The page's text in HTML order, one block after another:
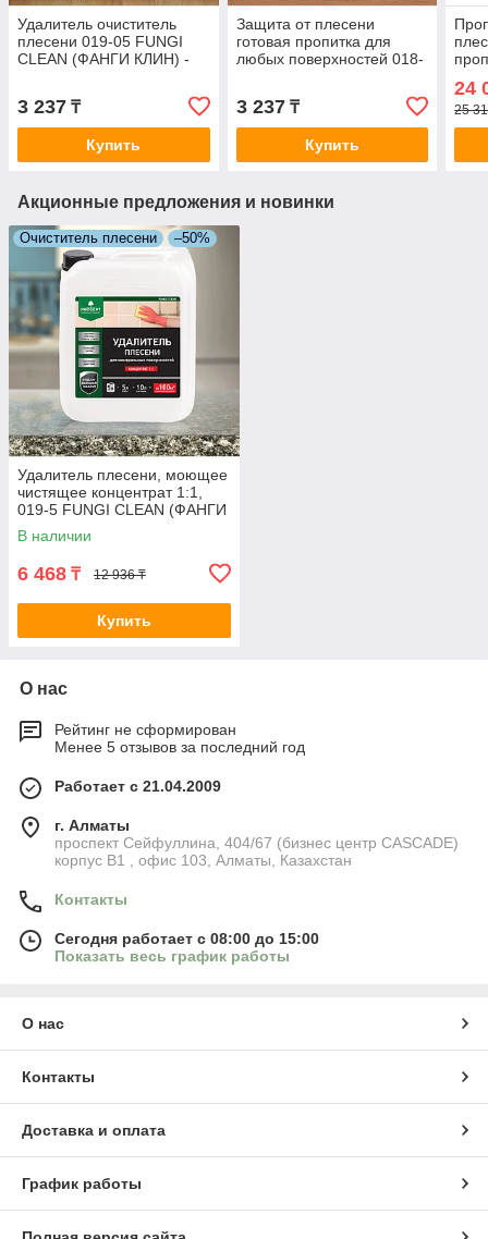
Удалитель очиститель
плесени 019-05 FUNGI
CLEAN (ФАНГИ КЛИН) -
3 237 ₸
Купить
Защита от плесени
готовая пропитка для
любых поверхностей 018-
3 237₸
Купить
24
25
Акционные предложения и новинки
Очиститель плесени –50%
Удалитель плесени, моющее
чистящее концентрат 1:1,
019-5 FUNGI CLEAN (ФАНГИ
КЛИН) - 5,0 л = 75-100 м2
В наличии
6 468 ₸ 12 936 ₸
Купить
О нас
Рейтинг не сформирован
Менее 5 отзывов за последний год
Работает с 21.04.2009
г. Алматы
​проспект Сейфуллина, 404/67 (бизнес центр CASCADE)
корпус В1 , офис 103, Алматы, Казахстан
Контакты
Сегодня работает с 08:00 до 15:00
Показать весь график работы
О нас
Контакты
Доставка и оплата
График работы